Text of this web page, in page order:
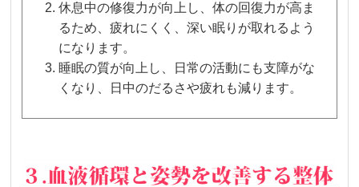
休息中の修復力が向上し、体の回復力が高ま
るため、疲れにくく、深い眠りが取れるよう
になります。
睡眠の質が向上し、日常の活動にも支障がな
くなり、日中のだるさや疲れも減ります。